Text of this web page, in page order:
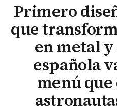
Primero
que
en metal y
española
menú que